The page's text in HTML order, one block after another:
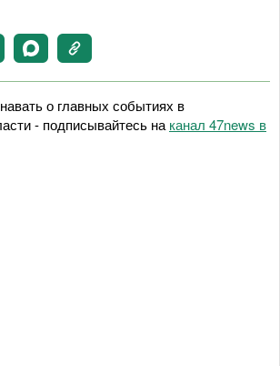
о главных событиях в
- подписывайтесь на канал 47news в